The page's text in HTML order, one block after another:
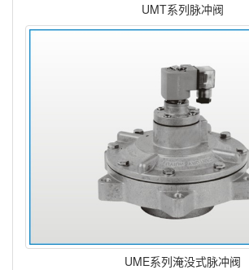
UMT系列脉冲阀
UME系列淹没式脉冲阀